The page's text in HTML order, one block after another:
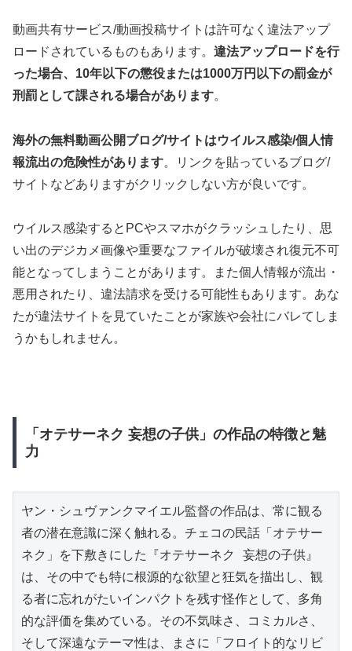
動画共有サービス/動画投稿サイトは許可なく違法アップ
ロードされているものもあります。 違法アップロードを行
った場合、10年以下の懲役または1000万円以下の罰金が
刑罰として課される場合があります。
海外の無料動画公開ブログ/サイトはウイルス感染/個人情
報流出の危険性があります。リンクを貼っているブログ/
サイトなどありますがクリックしない方が良いです。
ウイルス感染するとPCやスマホがクラッシュしたり、思
い出のデジカメ画像や重要なファイルが破壊され復元不可
能となってしまうことがあります。また個人情報が流出・
悪用されたり、違法請求を受ける可能性もあります。あな
たが違法サイトを見ていたことが家族や会社にバレてしま
うかもしれません。
「オテサーネク 妄想の子供」の作品の特徴と魅
力
ヤン・シュヴァンクマイエル監督の作品は、常に観る
者の潜在意識に深く触れる。チェコの民話「オテサー
ネク」を下敷きにした『オテサーネク 妄想の子供』
は、その中でも特に根源的な欲望と狂気を描出し、観
る者に忘れがたいインパクトを残す怪作として、多角
的な評価を集めている。その不気味さ、コミカルさ、
そして深遠なテーマ性は、まさに「フロイト的なリビ